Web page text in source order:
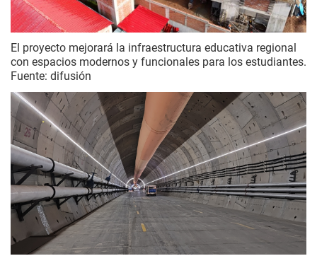
El proyecto mejorará la infraestructura educativa regional
con espacios modernos y funcionales para los estudiantes.
Fuente: difusión